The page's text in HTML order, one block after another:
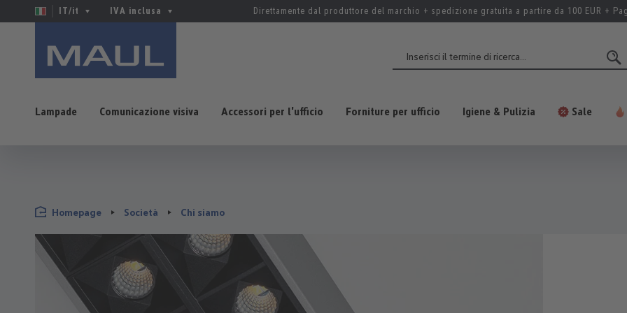
IT/it IVA inclusa Direttamente dal produttore del marchio + spedizione gratuita a partire da 100 EUR +
Lampade Comunicazione visiva Accessori per l'ufficio Forniture per ufficio Igiene & Pulizia Sale
Homepage Società Chi siamo